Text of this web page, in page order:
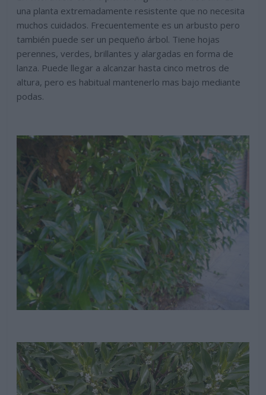
una planta extremadamente resistente que no necesita
muchos cuidados. Frecuentemente es un arbusto pero
también puede ser un pequeño árbol. Tiene hojas
perennes, verdes, brillantes y alargadas en forma de
lanza. Puede llegar a alcanzar hasta cinco metros de
altura, pero es habitual mantenerlo mas bajo mediante
podas.